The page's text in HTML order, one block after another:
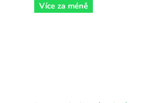
Více za méně